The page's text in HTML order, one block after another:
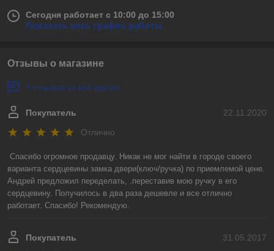
Сегодня работает с 10:00 до 15:00
Показать весь график работы
Отзывы о магазине
3 отзывов за всё время
22.11.2020
Покупатель
Отлично
Спасибо огромное продавцу. Никак не мог найти в городе своего
варианта сердцевины замка двери(ключ/ручка) по приемлемой цене.
Андрей предложил переделать, .переставив мою ручку в его
сердцевину. Получилось в два раза дешевле и все отлично
работает. Спасибо! Рекомендую.
31.05.2017
Покупатель